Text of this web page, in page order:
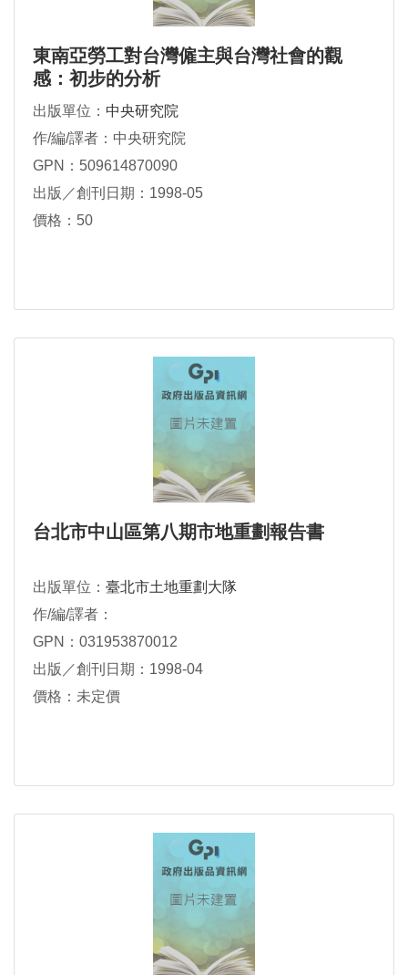
東南亞勞工對台灣僱主與台灣社會的觀
感：初步的分析
出版單位： 中央研究院
作/編/譯者：中央研究院
GPN：509614870090
出版／創刊日期：1998-05
價格：50
台北市中山區第八期市地重劃報告書
出版單位： 臺北市土地重劃大隊
作/編/譯者：
GPN：031953870012
出版／創刊日期：1998-04
價格：未定價